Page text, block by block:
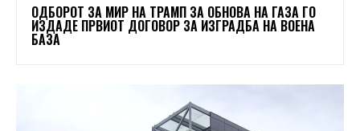
ОДБОРОТ ЗА МИР НА ТРАМП ЗА ОБНОВА НА ГАЗА ГО
ИЗДАДЕ ПРВИОТ ДОГОВОР ЗА ИЗГРАДБА НА ВОЕНА
БАЗА